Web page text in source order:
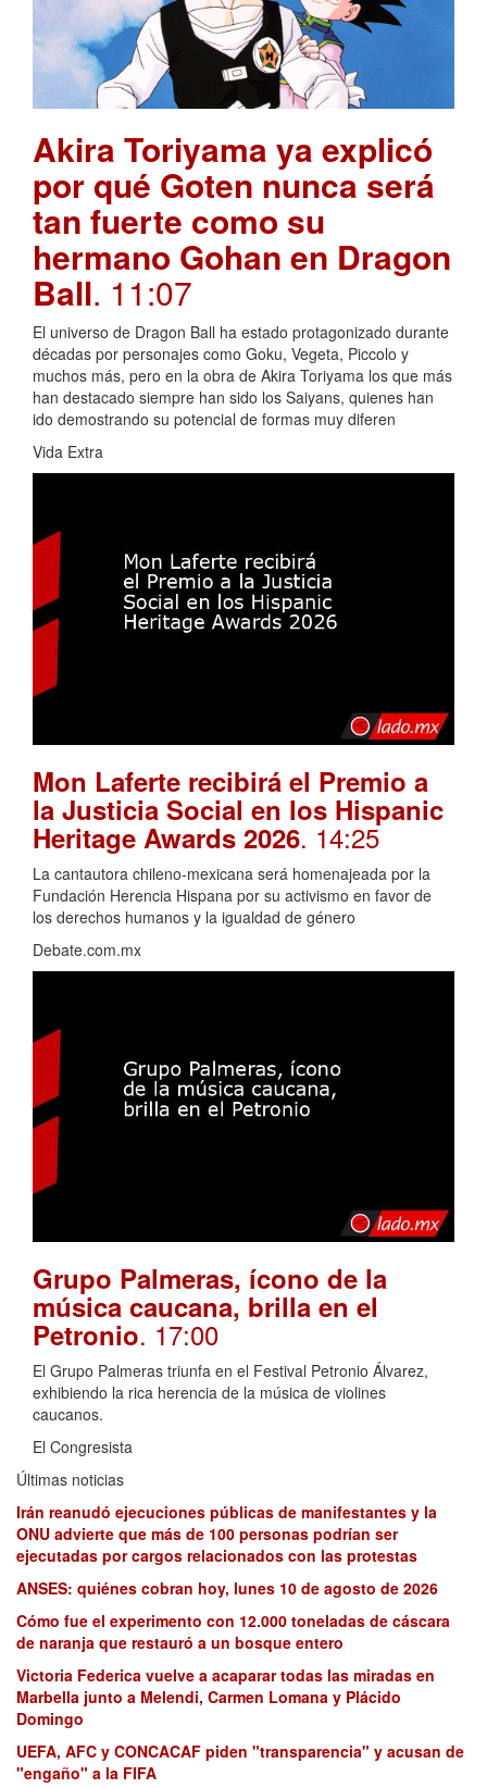
Akira Toriyama ya explicó
por qué Goten nunca será
tan fuerte como su
hermano Gohan en Dragon
Ball. 11:07
El universo de Dragon Ball ha estado protagonizado durante
décadas por personajes como Goku, Vegeta, Piccolo y
muchos más, pero en la obra de Akira Toriyama los que más
han destacado siempre han sido los Saiyans, quienes han
ido demostrando su potencial de formas muy diferen
Vida Extra
Mon Laferte recibirá el Premio a
la Justicia Social en los Hispanic
Heritage Awards 2026. 14:25
La cantautora chileno-mexicana será homenajeada por la
Fundación Herencia Hispana por su activismo en favor de
los derechos humanos y la igualdad de género
Debate.com.mx
Grupo Palmeras, ícono de la
música caucana, brilla en el
Petronio. 17:00
El Grupo Palmeras triunfa en el Festival Petronio Álvarez,
exhibiendo la rica herencia de la música de violines
caucanos.
El Congresista
Últimas noticias
Irán reanudó ejecuciones públicas de manifestantes y la
ONU advierte que más de 100 personas podrían ser
ejecutadas por cargos relacionados con las protestas
ANSES: quiénes cobran hoy, lunes 10 de agosto de 2026
Cómo fue el experimento con 12.000 toneladas de cáscara
de naranja que restauró a un bosque entero
Victoria Federica vuelve a acaparar todas las miradas en
Marbella junto a Melendi, Carmen Lomana y Plácido
Domingo
UEFA, AFC y CONCACAF piden "transparencia" y acusan de
"engaño" a la FIFA